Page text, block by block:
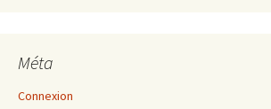
Méta
Connexion